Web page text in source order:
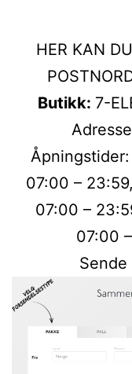
HER KAN
Butikk: 7-
07:00 –
07:00 –
07:00